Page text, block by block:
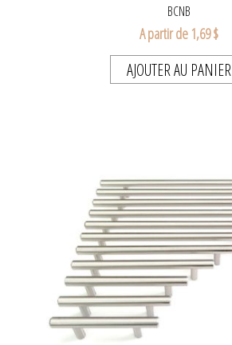
BCNB
A partir de 1,69 $
AJOUTER AU PANIER